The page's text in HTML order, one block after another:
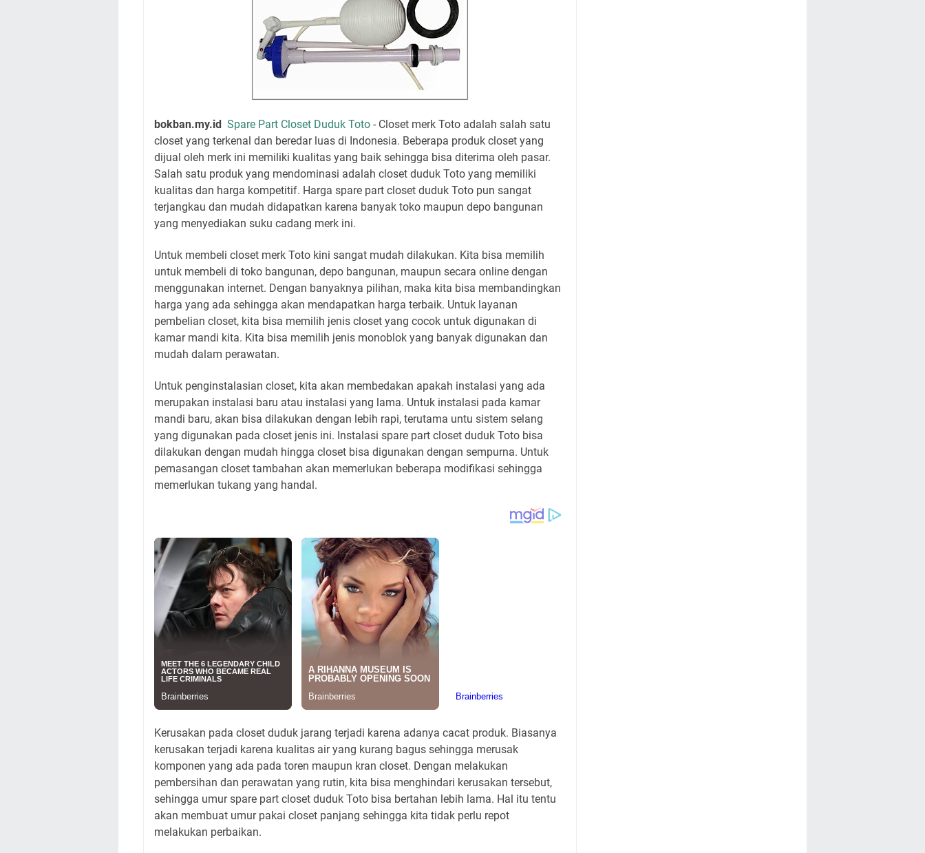
bokban.my.id Spare Part Closet Duduk Toto - Closet merk Toto adalah salah satu
closet yang terkenal dan beredar luas di Indonesia. Beberapa produk closet yang
dijual oleh merk ini memiliki kualitas yang baik sehingga bisa diterima oleh pasar.
Salah satu produk yang mendominasi adalah closet duduk Toto yang memiliki
kualitas dan harga kompetitif. Harga spare part closet duduk Toto pun sangat
terjangkau dan mudah didapatkan karena banyak toko maupun depo bangunan
yang menyediakan suku cadang merk ini.
Untuk membeli closet merk Toto kini sangat mudah dilakukan. Kita bisa memilih
untuk membeli di toko bangunan, depo bangunan, maupun secara online dengan
menggunakan internet. Dengan banyaknya pilihan, maka kita bisa membandingkan
harga yang ada sehingga akan mendapatkan harga terbaik. Untuk layanan
pembelian closet, kita bisa memilih jenis closet yang cocok untuk digunakan di
kamar mandi kita. Kita bisa memilih jenis monoblok yang banyak digunakan dan
mudah dalam perawatan.
Untuk penginstalasian closet, kita akan membedakan apakah instalasi yang ada
merupakan instalasi baru atau instalasi yang lama. Untuk instalasi pada kamar
mandi baru, akan bisa dilakukan dengan lebih rapi, terutama untu sistem selang
yang digunakan pada closet jenis ini. Instalasi spare part closet duduk Toto bisa
dilakukan dengan mudah hingga closet bisa digunakan dengan sempurna. Untuk
pemasangan closet tambahan akan memerlukan beberapa modifikasi sehingga
memerlukan tukang yang handal.
Kerusakan pada closet duduk jarang terjadi karena adanya cacat produk. Biasanya
kerusakan terjadi karena kualitas air yang kurang bagus sehingga merusak
komponen yang ada pada toren maupun kran closet. Dengan melakukan
pembersihan dan perawatan yang rutin, kita bisa menghindari kerusakan tersebut,
sehingga umur spare part closet duduk Toto bisa bertahan lebih lama. Hal itu tentu
akan membuat umur pakai closet panjang sehingga kita tidak perlu repot
melakukan perbaikan.